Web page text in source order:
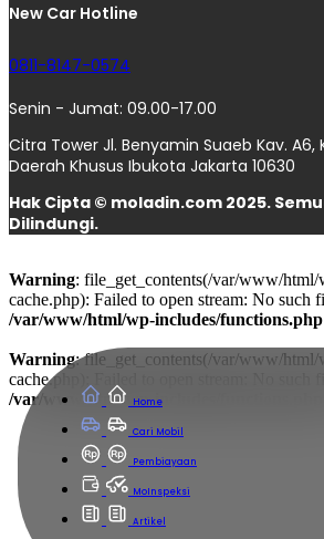
Home
Cari Mobil
Pembiayaan
MoInspeksi
Artikel
New Car Hotline
0811-8147-0574
Senin - Jumat: 09.00-17.00
Citra Tower Jl. Benyamin Suaeb Kav. A6,
Daerah Khusus Ibukota Jakarta 10630
Hak Cipta © moladin.com 2025.
Dilindungi.
Warning: file_get_contents(/var/www/html/
cache.php): Failed to open stream: No such
/var/www/html/wp-includes/functions.php
Warning: file_get_contents(/var/www/html/
cache.php): Failed to open stream: No such
/var/www/html/wp-includes/functions.php